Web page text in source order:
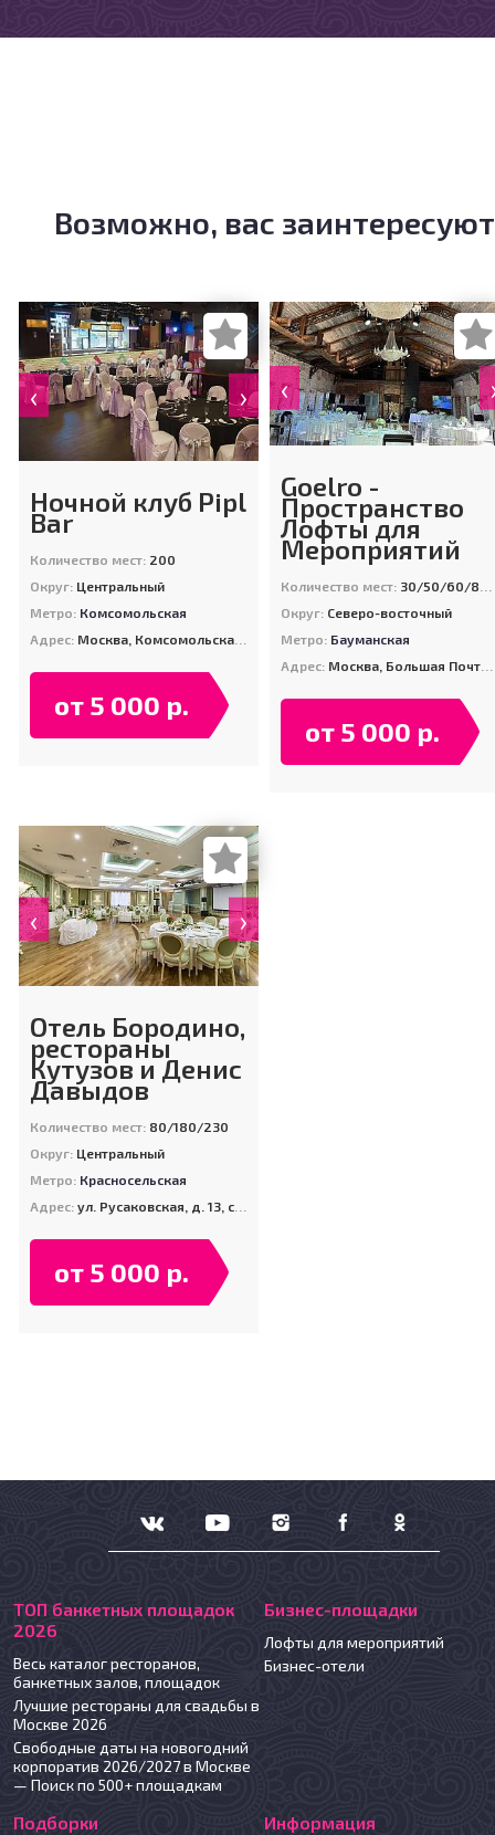
Возможно, вас заинтересуют
‹ ›
Ночной клуб Pipl
Bar
Количество мест: 200
Округ: Центральный
Метро: Комсомольская
Адрес: Москва, Комсомольская площадь 6
от 5 000 р.
‹
Goelro -
Пространство
Лофты для
Мероприятий
Количество мест: 30/50/60/80/100/100/200
Округ: Северо-восточный
Метро: Бауманская
Адрес: Москва, Большая Почтовая ул., 40, стр. 7
от 5 000 р.
‹ ›
Отель Бородино,
рестораны
Кутузов и Денис
Давыдов
Количество мест: 80/180/230
Округ: Центральный
Метро: Красносельская
Адрес:ул. Русаковская, д. 13, стр. 5
от 5 000 р.
ТОП банкетных площадок
2026
Весь каталог ресторанов,
банкетных залов, площадок
Лучшие рестораны для свадьбы в
Москве 2026
Свободные даты на новогодний
корпоратив 2026/2027 в Москве
— Поиск по 500+ площадкам
Бизнес-площадки
Лофты для мероприятий
Бизнес-отели
Подборки Информация